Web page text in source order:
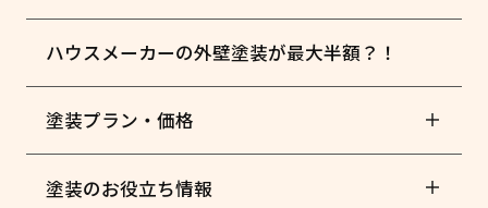
ハウスメーカーの外壁塗装が最大半額？！
塗装プラン・価格
塗装のお役立ち情報